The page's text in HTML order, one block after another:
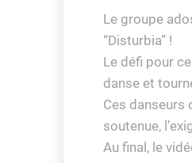
Le groupe
“Disturbia” !
Le défi pour
danse et
Ces danseurs
soutenue,
Au final, le